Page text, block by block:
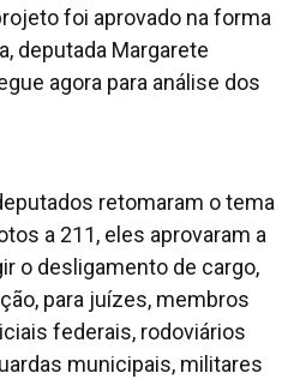
foi aprovado na forma
deputada Margarete
agora para análise dos
retomaram o tema
a 211, eles aprovaram a
o desligamento de cargo,
para juízes, membros
federais, rodoviários
municipais, militares